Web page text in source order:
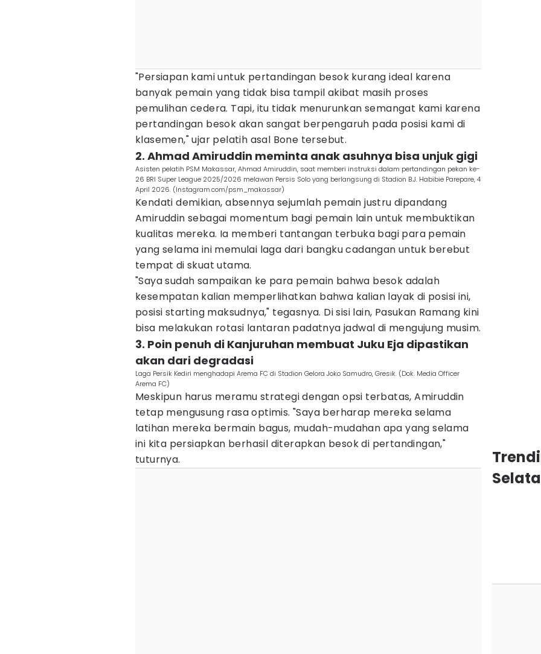
"Persiapan kami untuk pertandingan besok kurang ideal karena
banyak pemain yang tidak bisa tampil akibat masih proses
pemulihan cedera. Tapi, itu tidak menurunkan semangat kami karena
pertandingan besok akan sangat berpengaruh pada posisi kami di
klasemen," ujar pelatih asal Bone tersebut.
2. Ahmad Amiruddin meminta anak asuhnya bisa unjuk gigi
Asisten pelatih PSM Makassar, Ahmad Amiruddin, saat memberi instruksi dalam pertandingan pekan ke-
26 BRI Super League 2025/2026 melawan Persis Solo yang berlangsung di Stadion B.J. Habibie Parepare, 4
April 2026. (Instagram.com/psm_makassar)
Kendati demikian, absennya sejumlah pemain justru dipandang
Amiruddin sebagai momentum bagi pemain lain untuk membuktikan
kualitas mereka. Ia memberi tantangan terbuka bagi para pemain
yang selama ini memulai laga dari bangku cadangan untuk berebut
tempat di skuat utama.
"Saya sudah sampaikan ke para pemain bahwa besok adalah
kesempatan kalian memperlihatkan bahwa kalian layak di posisi ini,
posisi starting maksudnya," tegasnya. Di sisi lain, Pasukan Ramang kini
bisa melakukan rotasi lantaran padatnya jadwal di mengujung musim.
3. Poin penuh di Kanjuruhan membuat Juku Eja dipastikan
akan dari degradasi
Laga Persik Kediri menghadapi Arema FC di Stadion Gelora Joko Samudro, Gresik. (Dok. Media Officer
Arema FC)
Meskipun harus meramu strategi dengan opsi terbatas, Amiruddin
tetap mengusung rasa optimis. "Saya berharap mereka selama
latihan mereka bermain bagus, mudah-mudahan apa yang selama
ini kita persiapkan berhasil diterapkan besok di pertandingan,"
tuturnya.